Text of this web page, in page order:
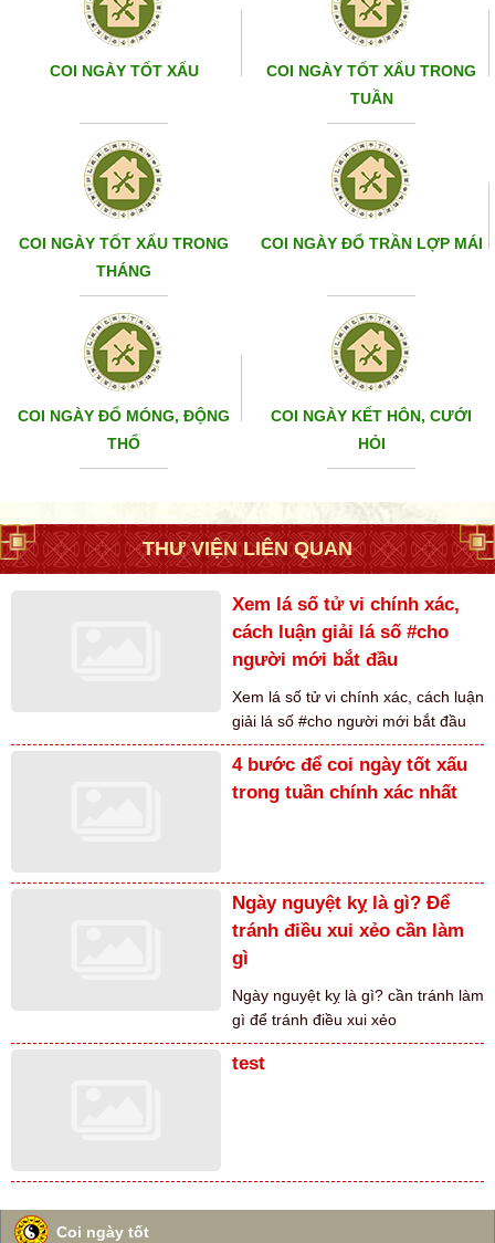
COI NGÀY TỐT XẤU
COI NGÀY TỐT XẤU TRONG
TUẦN
COI NGÀY TỐT XẤU TRONG
THÁNG
COI NGÀY ĐỔ TRẦN LỢP MÁI
COI NGÀY ĐỔ MÓNG, ĐỘNG
THỔ
COI NGÀY KẾT HÔN, CƯỚI
HỎI
THƯ VIỆN LIÊN QUAN
Xem lá số tử vi chính xác,
cách luận giải lá số #cho
người mới bắt đầu
Xem lá số tử vi chính xác, cách luận
giải lá số #cho người mới bắt đầu
4 bước để coi ngày tốt xấu
trong tuần chính xác nhất
Ngày nguyệt kỵ là gì? Để
tránh điều xui xẻo cần làm
gì
Ngày nguyệt kỵ là gì? cần tránh làm
gì để tránh điều xui xẻo
test
Coi ngày tốt